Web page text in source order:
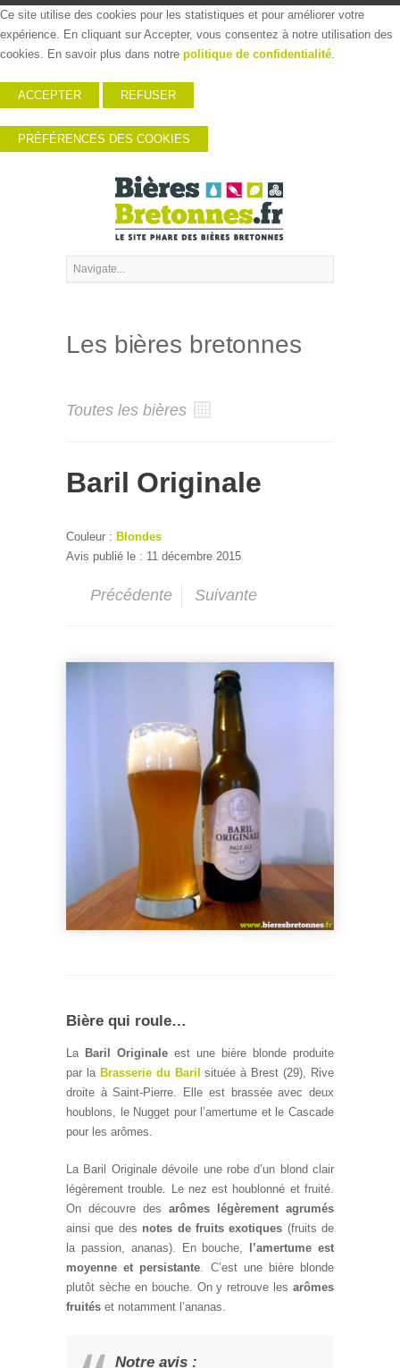
Ce site utilise des cookies pour les statistiques et pour améliorer votre
expérience. En cliquant sur Accepter, vous consentez à notre utilisation des
cookies. En savoir plus dans notre politique de confidentialité.
ACCEPTER REFUSER
PRÉFÉRENCES DES COOKIES
Les bières bretonnes
Toutes les bières
Baril Originale
Couleur : Blondes
Avis publié le : 11 décembre 2015
Précédente Suivante
Bière qui roule…
La Baril Originale est une bière blonde produite
par la Brasserie du Baril située à Brest (29), Rive
droite à Saint-Pierre. Elle est brassée avec deux
houblons, le Nugget pour l’amertume et le Cascade
pour les arômes.
La Baril Originale dévoile une robe d’un blond clair
légèrement trouble. Le nez est houblonné et fruité.
On découvre des arômes légèrement agrumés
ainsi que des notes de fruits exotiques (fruits de
la passion, ananas). En bouche,
l’amertume est
moyenne et persistante. C’est une bière blonde
plutôt sèche en bouche. On y retrouve les arômes
fruités et notamment l’ananas.
Notre avis :